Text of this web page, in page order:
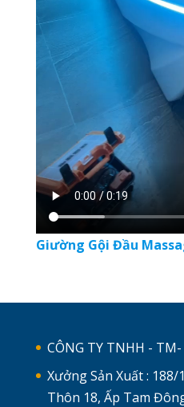
Giường Gội Đầu
CÔNG TY TNHH -
Xưởng Sản Xuất :
Thôn 18, Ấp Tam